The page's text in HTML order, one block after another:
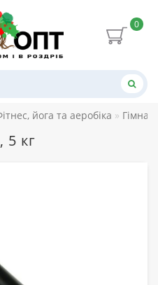
0
йога та аеробіка
5 кг